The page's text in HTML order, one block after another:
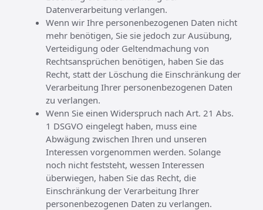
Datenverarbeitung verlangen.
Wenn wir Ihre personenbezogenen Daten nicht
mehr benötigen, Sie sie jedoch zur Ausübung,
Verteidigung oder Geltendmachung von
Rechtsansprüchen benötigen, haben Sie das
Recht, statt der Löschung die Einschränkung der
Verarbeitung Ihrer personenbezogenen Daten
zu verlangen.
Wenn Sie einen Widerspruch nach Art. 21 Abs.
1 DSGVO eingelegt haben, muss eine
Abwägung zwischen Ihren und unseren
Interessen vorgenommen werden. Solange
noch nicht feststeht, wessen Interessen
überwiegen, haben Sie das Recht, die
Einschränkung der Verarbeitung Ihrer
personenbezogenen Daten zu verlangen.